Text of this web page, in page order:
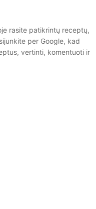
rasite patikrintų receptų,
per Google, kad
vertinti, komentuoti ir